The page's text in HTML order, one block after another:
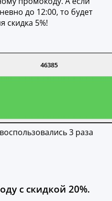
до 12:00, то будет
скидка 5%!
46385
воспользовались 3 раза
с скидкой 20%.